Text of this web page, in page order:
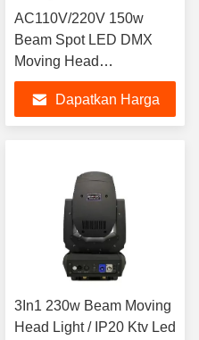
AC110V/220V 150w
Beam Spot LED DMX
Moving Head
16/14/12/10ch
Dapatkan Harga
3In1 230w Beam Moving
Head Light / IP20 Ktv Led